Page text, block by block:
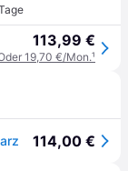
113,99 €
19,70 €/Mon.¹
114,00 €